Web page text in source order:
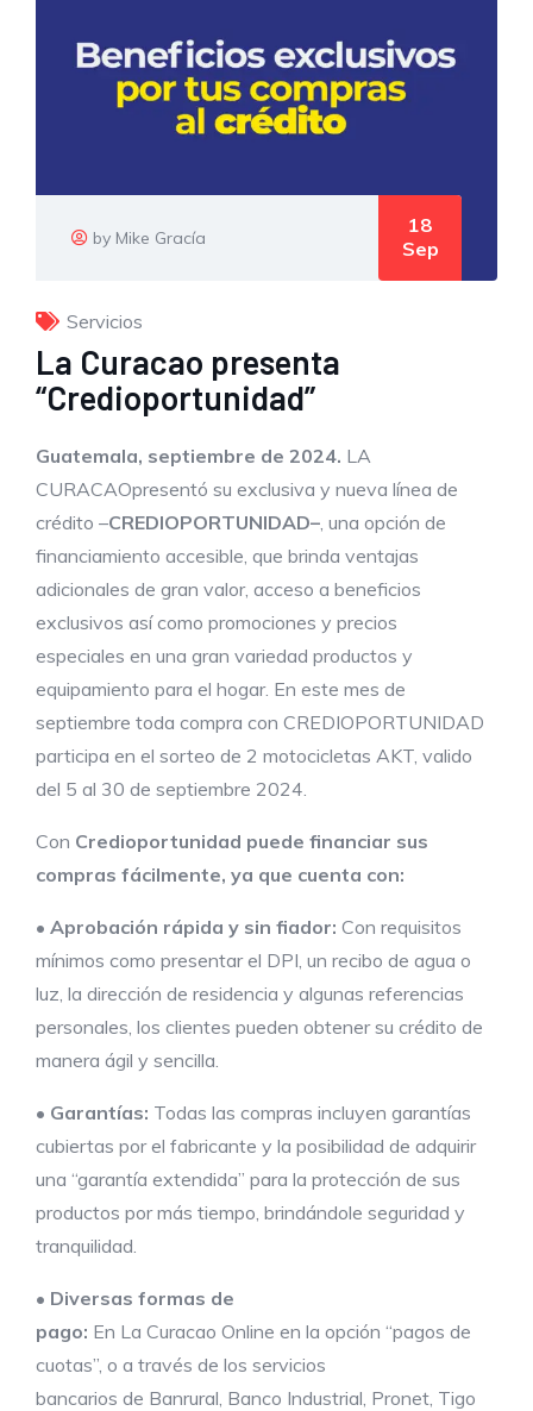
by Mike Gracía
18
Sep
Servicios
La Curacao presenta
“Credioportunidad”
Guatemala, septiembre de 2024. LA
CURACAOpresentó su exclusiva y nueva línea de
crédito –CREDIOPORTUNIDAD– , una opción de
financiamiento accesible, que brinda ventajas
adicionales de gran valor, acceso a beneficios
exclusivos así como promociones y precios
especiales en una gran variedad productos y
equipamiento para el hogar. En este mes de
septiembre toda compra con CREDIOPORTUNIDAD
participa en el sorteo de 2 motocicletas AKT, valido
del 5 al 30 de septiembre 2024.
Con Credioportunidad puede financiar sus
compras fácilmente, ya que cuenta con:
• Aprobación rápida y sin fiador: Con requisitos
mínimos como presentar el DPI, un recibo de agua o
luz, la dirección de residencia y algunas referencias
personales, los clientes pueden obtener su crédito de
manera ágil y sencilla.
• Garantías: Todas las compras incluyen garantías
cubiertas por el fabricante y la posibilidad de adquirir
una “garantía extendida” para la protección de sus
productos por más tiempo, brindándole seguridad y
tranquilidad.
• Diversas formas de
pago: En La Curacao Online en la opción “pagos de
cuotas”, o a través de los servicios
bancarios de Banrural, Banco Industrial, Pronet, Tigo